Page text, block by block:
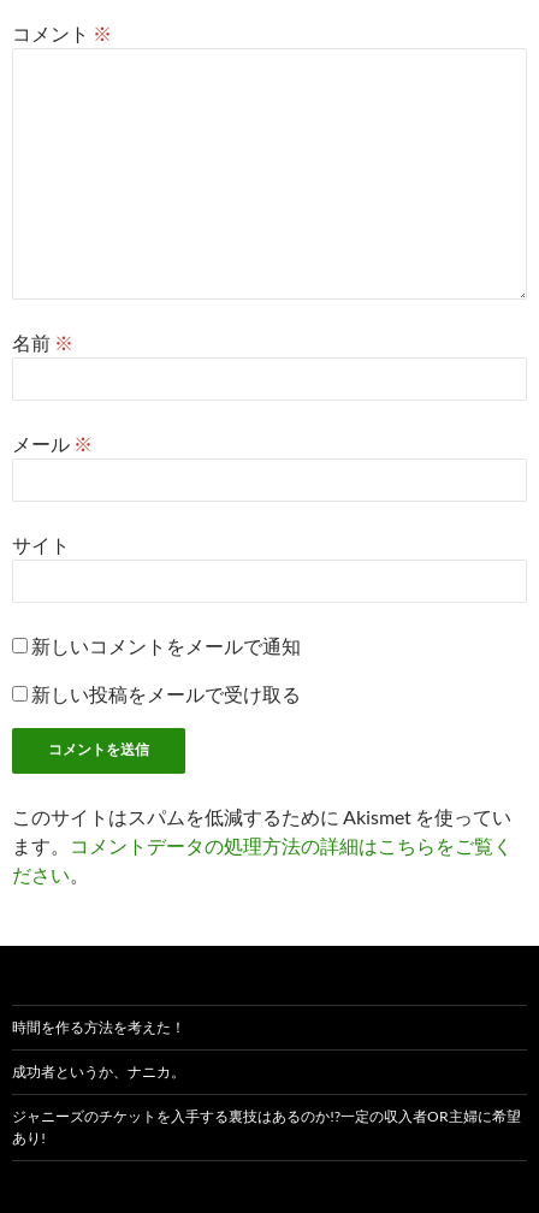
コメント ※
名前 ※
メール ※
サイト
新しいコメントをメールで通知
新しい投稿をメールで受け取る
このサイトはスパムを低減するために Akismet を使ってい
ます。
コメントデータの処理方法の詳細はこちらをご覧く
ださい。
時間を作る方法を考えた！
成功者というか、ナニカ。
ジャニーズのチケットを入手する裏技はあるのか!?一定の収入者OR主婦に希望
あり!